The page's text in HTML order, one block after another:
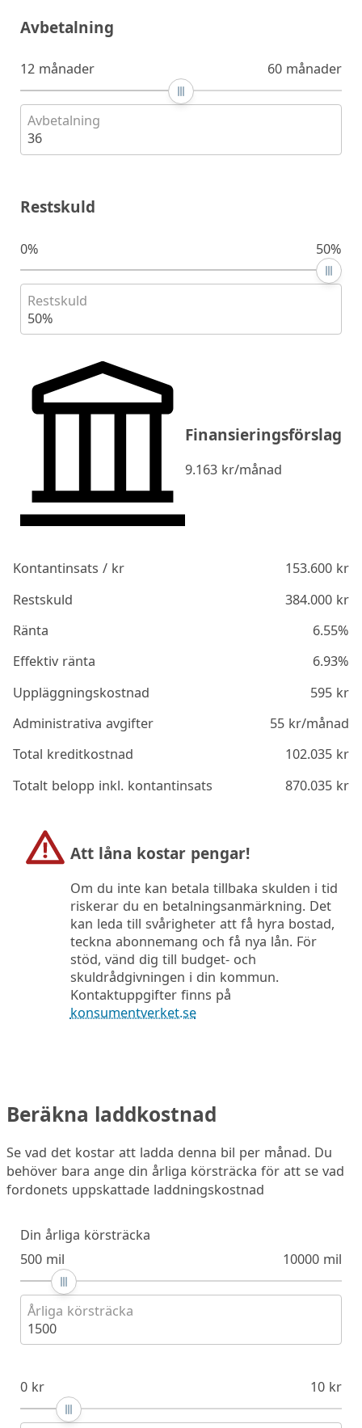
Avbetalning
12 månader 60 månader
Avbetalning
36
Restskuld
0% 50%
Restskuld
50%
Finansieringsförslag
9.163 kr/månad
Kontantinsats / kr 153.600kr
Restskuld
384.000kr
Ränta
6.55%
Effektiv ränta
6.93%
Uppläggningskostnad
595kr
Administrativa avgifter
55kr/månad
Total kreditkostnad
102.035kr
Totalt belopp inkl. kontantinsats
870.035kr
Att låna kostar pengar!
Om du inte kan betala tillbaka skulden i tid
riskerar du en betalningsanmärkning. Det
kan leda till svårigheter att få hyra bostad,
teckna abonnemang och få nya lån. För
stöd, vänd dig till budget- och
skuldrådgivningen i din kommun.
Kontaktuppgifter finns på
konsumentverket.se
Beräkna laddkostnad
Se vad det kostar att ladda denna bil per månad. Du
behöver bara ange din årliga körsträcka för att se vad
fordonets uppskattade laddningskostnad
Din årliga körsträcka
500 mil
10000 mil
Årliga körsträcka
1500
0 kr 10 kr